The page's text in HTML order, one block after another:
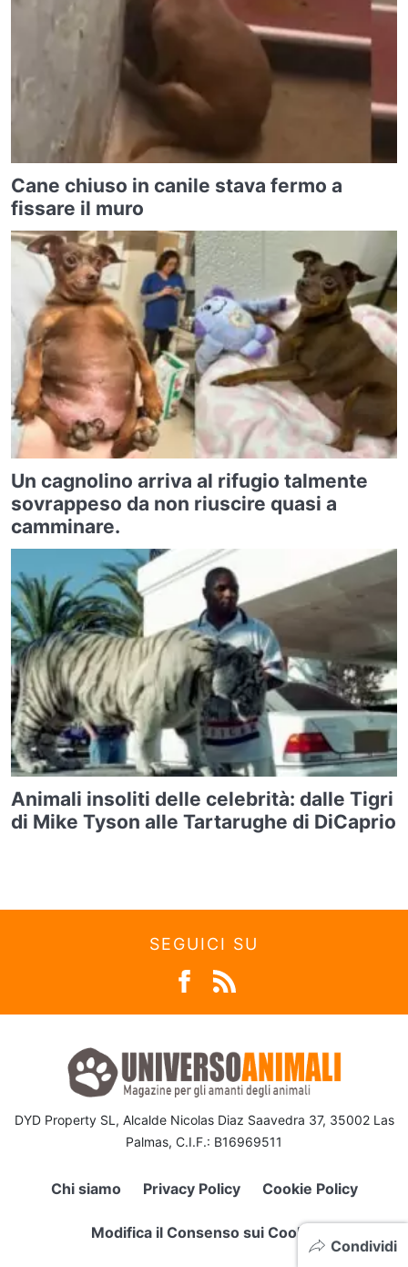
Condividi
Cane chiuso in canile stava fermo a
fissare il muro
Un cagnolino arriva al rifugio talmente
sovrappeso da non riuscire quasi a
camminare.
Animali insoliti delle celebrità: dalle Tigri
di Mike Tyson alle Tartarughe di DiCaprio
SEGUICI SU
DYD Property SL, Alcalde Nicolas Diaz Saavedra 37, 35002 Las
Palmas, C.I.F.: B16969511
Chi siamo Privacy Policy Cookie Policy
Modifica il Consenso sui Cookie